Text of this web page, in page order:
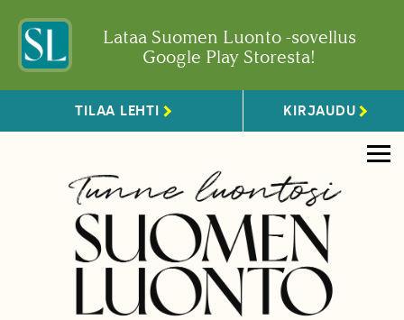
Lataa Suomen Luonto -sovellus
Google Play Storesta!
TILAA LEHTI KIRJAUDU